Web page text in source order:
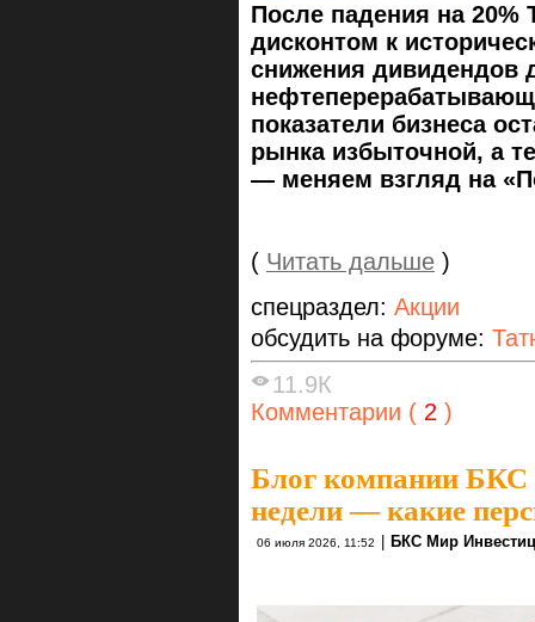
После падения на 20%
дисконтом к
снижения дивидендов
показатели бизнеса
рынка избыточной, а
— меняем взгляд на
( Читать дальше )
спецраздел: Акции
обсудить на форуме:
11.9К
Комментарии ( 2 )
Блог компании БКС
недели — какие
06 июля 2026, 11:52 | БКС Мир